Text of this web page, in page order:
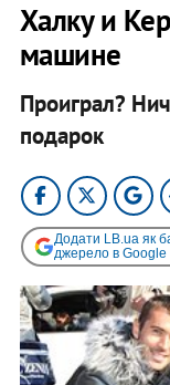
Халку и
машине
Проиграл?
подарок
Додати LB.ua як
джерело в Google